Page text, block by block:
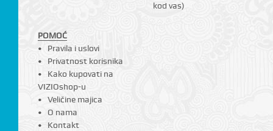
kod vas)
POMOĆ
Pravila i uslovi
Privatnost korisnika
Kako kupovati na
VIZIOshop-u
Veličine majica
O nama
Kontakt